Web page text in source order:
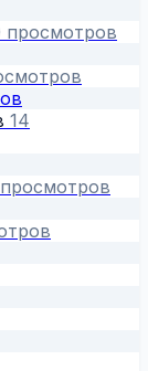
просмотров
14